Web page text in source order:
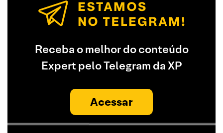
Receba o melhor do conteúdo
Expert pelo Telegram da XP
Acessar